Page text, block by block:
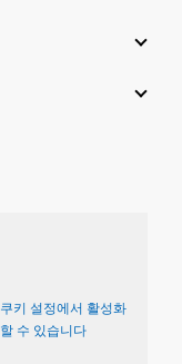
쿠키 설정에서 활성화
할 수 있습니다